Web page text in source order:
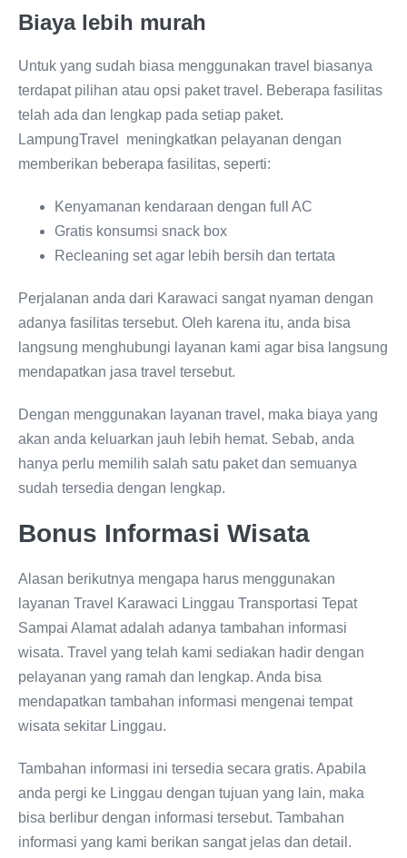
Biaya lebih murah
Untuk yang sudah biasa menggunakan travel biasanya
terdapat pilihan atau opsi paket travel. Beberapa fasilitas
telah ada dan lengkap pada setiap paket.
LampungTravel meningkatkan pelayanan dengan
memberikan beberapa fasilitas, seperti:
Kenyamanan kendaraan dengan full AC
Gratis konsumsi snack box
Recleaning set agar lebih bersih dan tertata
Perjalanan anda dari Karawaci sangat nyaman dengan
adanya fasilitas tersebut. Oleh karena itu, anda bisa
langsung menghubungi layanan kami agar bisa langsung
mendapatkan jasa travel tersebut.
Dengan menggunakan layanan travel, maka biaya yang
akan anda keluarkan jauh lebih hemat. Sebab, anda
hanya perlu memilih salah satu paket dan semuanya
sudah tersedia dengan lengkap.
Bonus Informasi Wisata
Alasan berikutnya mengapa harus menggunakan
layanan Travel Karawaci Linggau Transportasi Tepat
Sampai Alamat adalah adanya tambahan informasi
wisata. Travel yang telah kami sediakan hadir dengan
pelayanan yang ramah dan lengkap. Anda bisa
mendapatkan tambahan informasi mengenai tempat
wisata sekitar Linggau.
Tambahan informasi ini tersedia secara gratis. Apabila
anda pergi ke Linggau dengan tujuan yang lain, maka
bisa berlibur dengan informasi tersebut. Tambahan
informasi yang kami berikan sangat jelas dan detail.